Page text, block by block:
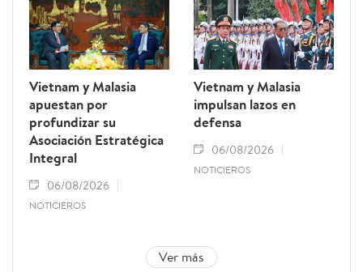
Vietnam y Malasia
apuestan por
profundizar su
Asociación Estratégica
Integral
06/08/2026
NOTICIEROS
Vietnam y Malasia
impulsan lazos en
defensa
06/08/2026
NOTICIEROS
Ver más